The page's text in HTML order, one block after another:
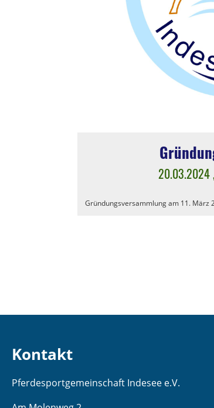
20.03.2024
Gründungsversammlung am 11. März
Kontakt
Pferdesportgemeinschaft Indesee e.V.